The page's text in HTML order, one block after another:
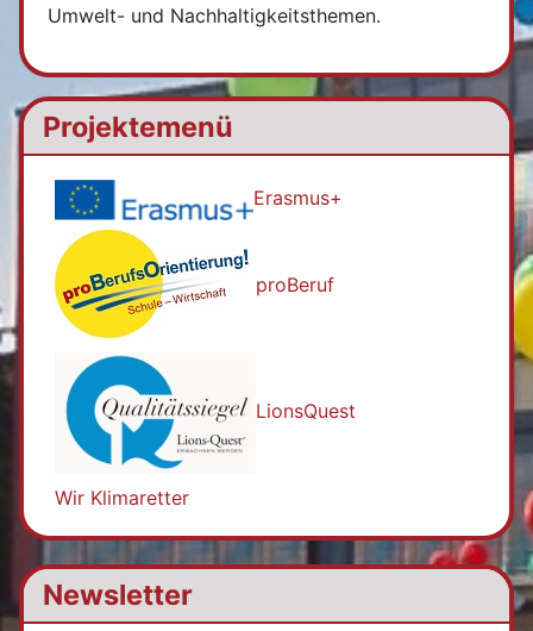
Umwelt- und Nachhaltigkeitsthemen.
Projektemenü
Erasmus+
proBeruf
LionsQuest
Wir Klimaretter
Newsletter